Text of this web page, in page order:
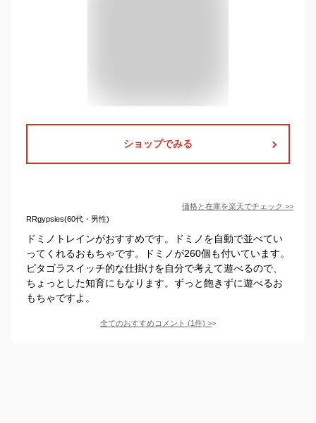
ショップでみる
価格と在庫を楽天でチェック >>
RRgypsies(60代・男性)
ドミノトレインがおすすめです。ドミノを自動で並べてい
ってくれるおもちゃです。ドミノが260個も付いています。
ピタゴラスイッチ的な仕掛けを自分で考えて遊べるので、
ちょっとした知育にもなります。ずっと飽きずに遊べるお
もちゃですよ。
全てのおすすめコメント (1件) >